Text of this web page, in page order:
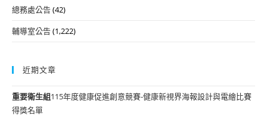
總務處公告(42)
輔導室公告(1,222)
近期文章
重要衛生組115年度健康促進創意競賽-健康新視界海報設計與電繪比賽
得獎名單